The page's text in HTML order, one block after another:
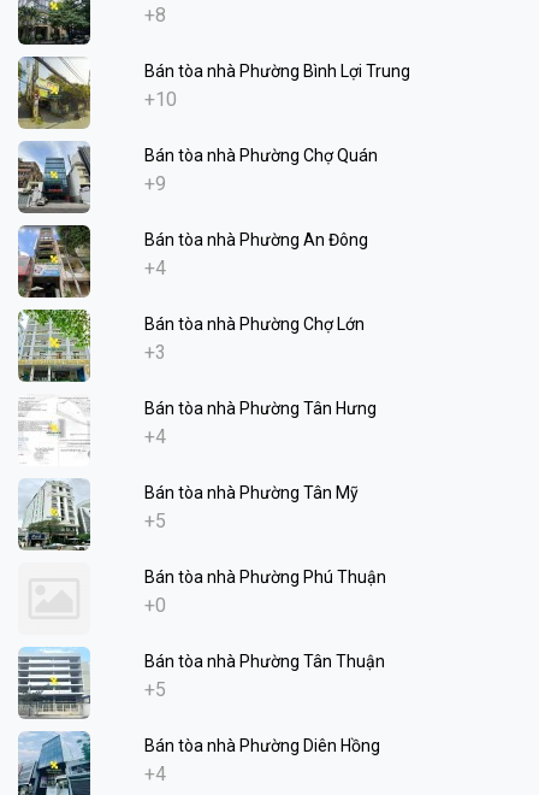
+8
Bán tòa nhà Phường Bình Lợi Trung
+10
Bán tòa nhà Phường Chợ Quán
+9
Bán tòa nhà Phường An Đông
+4
Bán tòa nhà Phường Chợ Lớn
+3
Bán tòa nhà Phường Tân Hưng
+4
Bán tòa nhà Phường Tân Mỹ
+5
Bán tòa nhà Phường Phú Thuận
+0
Bán tòa nhà Phường Tân Thuận
+5
Bán tòa nhà Phường Diên Hồng
+4